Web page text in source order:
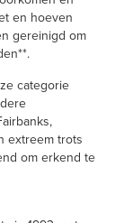
en hoeven
gereinigd om
categorie
extreem trots
om erkend te